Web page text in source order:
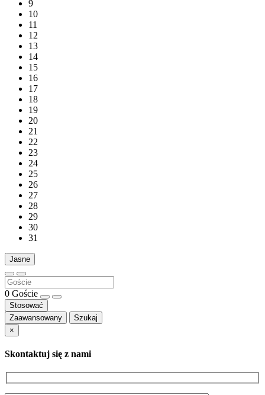
9
10
11
12
13
14
15
16
17
18
19
20
21
22
23
24
25
26
27
28
29
30
31
Jasne
0 Goście
Stosować
Zaawansowany
Szukaj
×
Skontaktuj się z nami